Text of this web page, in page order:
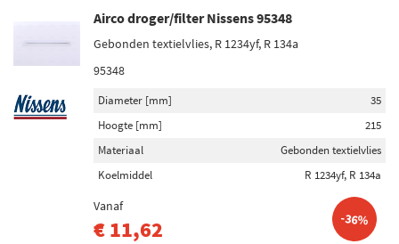
Airco droger/filter Nissens 95348
Gebonden textielvlies, R 1234yf, R 134a
95348
Diameter [mm]
35
Hoogte [mm]
215
Materiaal
Gebonden textielvlies
Koelmiddel
R 1234yf, R 134a
Vanaf
€ 11,62 -36%